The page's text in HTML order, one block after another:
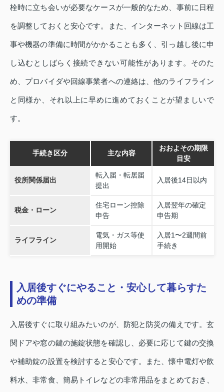
栓時に立ち会いが必要なケースが一般的なため、事前に日程
を調整しておくと安心です。また、インターネット回線は工
事や機器の準備に時間がかかることも多く、引っ越し後に申
し込むとしばらく接続できない可能性があります。そのた
め、プロバイダや回線事業者への連絡は、他のライフライン
と同様か、それ以上に早めに進めておくことが望ましいで
す。
手続き区分 主な内容
おおよその期限
目安
役所関係届出
転入届・転居届
提出
入居後14日以内
税金・ローン
住宅ローン控除
申告
入居翌年の確定
申告期
ライフライン
電気・ガス等使
用開始
入居1〜2週間前
手続き
入居後すぐにやること・安心して暮らすた
めの準備
入居後すぐに取り組みたいのが、防犯と防災の備えです。玄
関ドアや窓の鍵の施錠状態を確認し、必要に応じて鍵の交換
や補助錠の設置を検討すると安心です。また、懐中電灯や飲
料水、非常食、簡易トイレなどの非常用品をまとめておき、